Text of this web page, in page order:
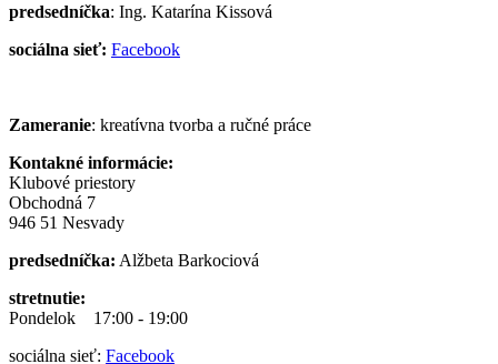
predsedníčka: Ing. Katarína Kissová
sociálna sieť: Facebook
Zameranie: kreatívna tvorba a ručné práce
Kontakné informácie:
Klubové priestory
Obchodná 7
946 51 Nesvady
predsedníčka: Alžbeta Barkociová
stretnutie:
Pondelok 17:00 - 19:00
sociálna sieť: Facebook